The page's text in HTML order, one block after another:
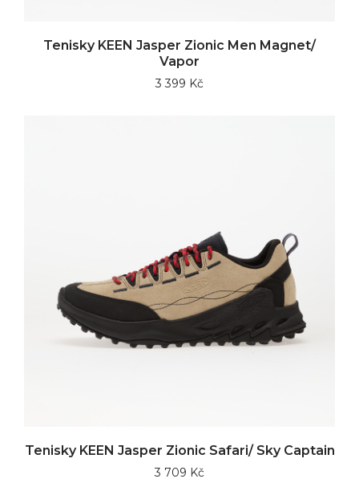
Tenisky KEEN Jasper Zionic Men Magnet/
Vapor
3 399 Kč
Tenisky KEEN Jasper Zionic Safari/ Sky Captain
3 709 Kč